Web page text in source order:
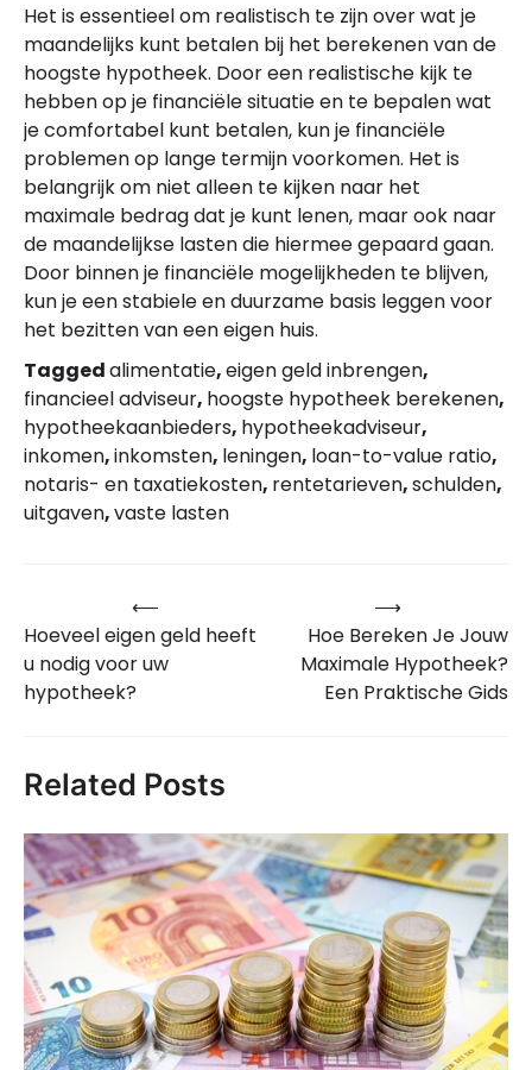
Het is essentieel om realistisch te zijn over wat je
maandelijks kunt betalen bij het berekenen van de
hoogste hypotheek. Door een realistische kijk te
hebben op je financiële situatie en te bepalen wat
je comfortabel kunt betalen, kun je financiële
problemen op lange termijn voorkomen. Het is
belangrijk om niet alleen te kijken naar het
maximale bedrag dat je kunt lenen, maar ook naar
de maandelijkse lasten die hiermee gepaard gaan.
Door binnen je financiële mogelijkheden te blijven,
kun je een stabiele en duurzame basis leggen voor
het bezitten van een eigen huis.
Taggedalimentatie,eigen geld inbrengen,
financieel adviseur, hoogste hypotheek berekenen,
hypotheekaanbieders, hypotheekadviseur,
inkomen,inkomsten, leningen, loan-to-value ratio,
notaris- en taxatiekosten, rentetarieven,schulden,
uitgaven,vaste lasten
navigatie
⟵
Hoeveel eigen geld heeft
u nodig voor uw
hypotheek?
Hoe Bereken Je Jouw
Maximale Hypotheek?
Een Praktische Gids
⟶
Related Posts